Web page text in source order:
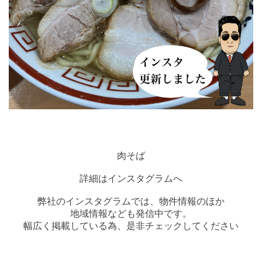
肉そば
詳細はインスタグラムへ
弊社のインスタグラムでは、物件情報のほか
地域情報なども発信中です。
幅広く掲載している為、是非チェックしてください